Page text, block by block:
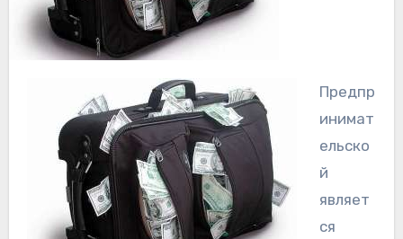
Предпр
инимат
ельско
й
являет
ся